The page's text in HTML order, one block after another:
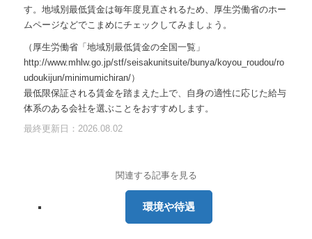
す。地域別最低賃金は毎年度見直されるため、厚生労働省のホー
ムページなどでこまめにチェックしてみましょう。
（厚生労働省「地域別最低賃金の全国一覧」
http://www.mhlw.go.jp/stf/seisakunitsuite/bunya/koyou_roudou/ro
udoukijun/minimumichiran/）
最低限保証される賃金を踏まえた上で、自身の適性に応じた給与
体系のある会社を選ぶことをおすすめします。
最終更新日：2026.08.02
関連する記事を見る
環境や待遇